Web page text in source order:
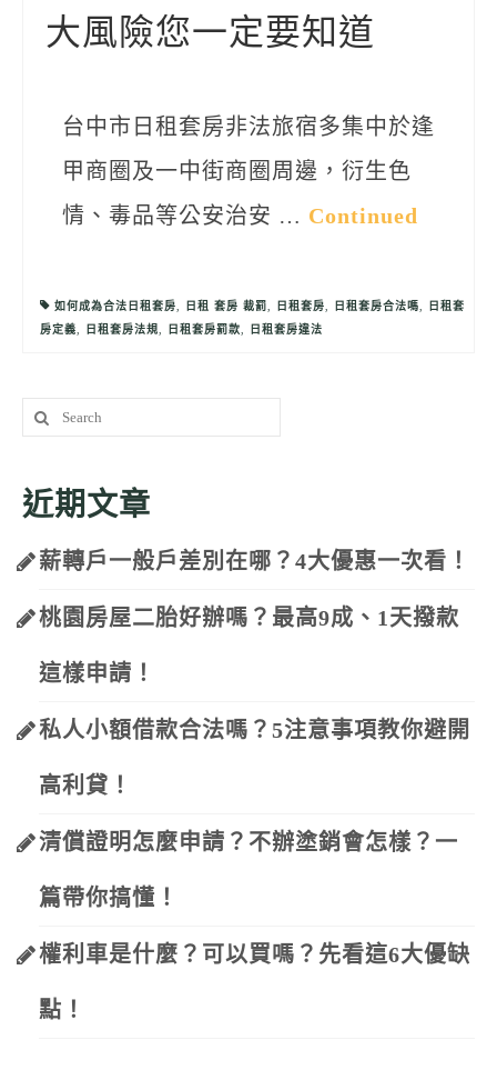
大風險您一定要知道
台中市日租套房非法旅宿多集中於逢
甲商圈及一中街商圈周邊，衍生色
情、毒品等公安治安 … Continued
如何成為合法日租套房, 日租 套房 裁罰, 日租套房, 日租套房合法嗎,
日租套
房定義, 日租套房法規, 日租套房罰款, 日租套房違法
Search
for:
近期文章
薪轉戶一般戶差別在哪？4大優惠一次看！
桃園房屋二胎好辦嗎？最高9成、1天撥款
這樣申請！
私人小額借款合法嗎？5注意事項教你避開
高利貸！
清償證明怎麼申請？不辦塗銷會怎樣？一
篇帶你搞懂！
權利車是什麼？可以買嗎？先看這6大優缺
點！